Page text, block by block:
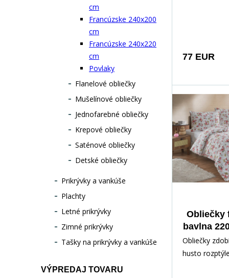
cm
Francúzske 240x200
cm
Francúzske 240x220
cm
Povlaky
Flanelové obliečky
Mušelínové obliečky
Jednofarebné obliečky
Krepové obliečky
Saténové obliečky
Detské obliečky
Prikrývky a vankúše
Plachty
Letné prikrývky
Zimné prikrývky
Tašky na prikrývky a vankúše
VÝPREDAJ TOVARU
lístky a
odtieňoch
vzdušne,
originálne –
ktorí majú
decentnosť s
prírody.
ľahko
klasickým
elegantne,
pohodovo,
budete cítiť
Perfektná
77 EUR
Obliečky
bavlna
Obliečky
husto